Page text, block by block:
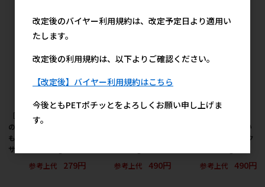
［ペティオ］余計なも
のは入れない さつまい
も入り ビスケット サク
サクタイプ 160g
参考上代
279円
参考上代
490円
のは入れない さつまい
も入り ビスケット サク
参考上代
490円
改定後のバイヤー利用規約は、改定予定日より適用い
たします。
改定後の利用規約は、以下よりご確認ください。
【改定後】バイヤー利用規約はこちら
今後ともPETポチッとをよろしくお願い申し上げま
す。